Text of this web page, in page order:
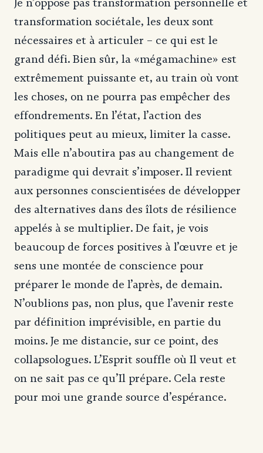
Je n’oppose pas transformation personnelle et
transformation sociétale, les deux sont
nécessaires et à articuler – ce qui est le
grand défi. Bien sûr, la «mégamachine» est
extrêmement puissante et, au train où vont
les choses, on ne pourra pas empêcher des
effondrements. En l’état, l’action des
politiques peut au mieux, limiter la casse.
Mais elle n’aboutira pas au changement de
paradigme qui devrait s’imposer. Il revient
aux personnes conscientisées de développer
des alternatives dans des îlots de résilience
appelés à se multiplier. De fait, je vois
beaucoup de forces positives à l’œuvre et je
sens une montée de conscience pour
préparer le monde de l’après, de demain.
N’oublions pas, non plus, que l’avenir reste
par définition imprévisible, en partie du
moins. Je me distancie, sur ce point, des
collapsologues. L’Esprit souffle où Il veut et
on ne sait pas ce qu’Il prépare. Cela reste
pour moi une grande source d’espérance.